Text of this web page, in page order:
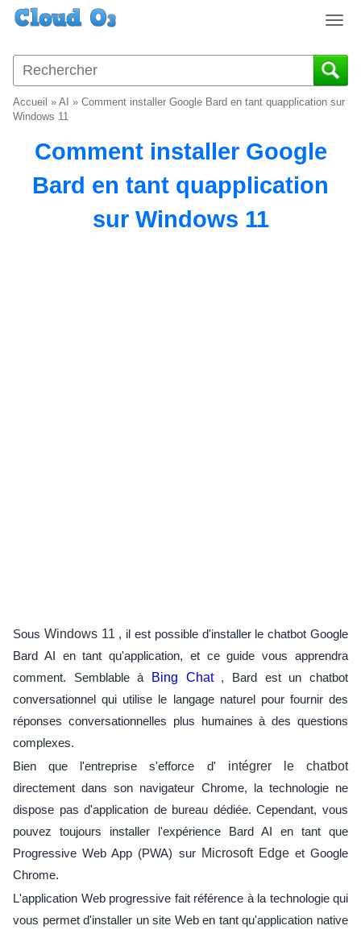
T
g
g
Accueil » AI » Comment installer Google Bard en tant quapplication sur
Windows 11
Comment installer Google
Bard en tant quapplication
sur Windows 11
Sous Windows 11 , il est possible d'installer le chatbot Google
Bard AI en tant qu'application, et ce guide vous apprendra
comment. Semblable à
Bing Chat, Bard est un chatbot
conversationnel qui utilise le langage naturel pour fournir des
réponses conversationnelles plus humaines à des questions
complexes.
Bien que l'entreprise s'efforce d' intégrer le chatbot
directement dans son navigateur Chrome, la technologie ne
dispose pas d'application de bureau dédiée. Cependant, vous
pouvez toujours installer l'expérience Bard AI en tant que
Progressive Web App (PWA) sur Microsoft Edgeet Google
Chrome.
L'application Web progressive fait référence à la technologie qui
vous permet d'installer un site Web en tant qu'application native